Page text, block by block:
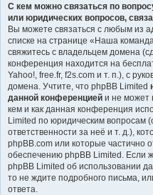
С кем можно связаться по
или юридических вопросов,
Вы можете связаться с любым из
списке на странице «Наша
свяжитесь с владельцем домена
конференция находится на
Yahoo!, free.fr, f2s.com и т. п.), с
домена. Учтите, что phpBB Limited
данной конференцией и не может
кем и как данная конференция
Limited по юридическим вопросам
ответственности за неё и т. д.),
phpBB.com или которые частично
обеспечению phpBB Limited. Если
phpBB Limited об использовании
то не ждите подробного письма,
ответа.